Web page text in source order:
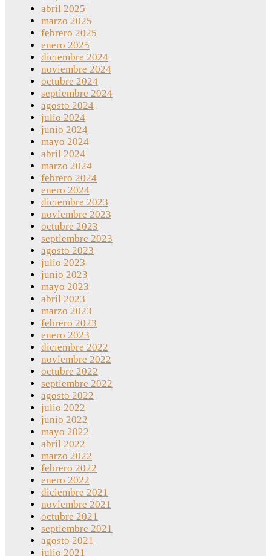
abril 2025
marzo 2025
febrero 2025
enero 2025
diciembre 2024
noviembre 2024
octubre 2024
septiembre 2024
agosto 2024
julio 2024
junio 2024
mayo 2024
abril 2024
marzo 2024
febrero 2024
enero 2024
diciembre 2023
noviembre 2023
octubre 2023
septiembre 2023
agosto 2023
julio 2023
junio 2023
mayo 2023
abril 2023
marzo 2023
febrero 2023
enero 2023
diciembre 2022
noviembre 2022
octubre 2022
septiembre 2022
agosto 2022
julio 2022
junio 2022
mayo 2022
abril 2022
marzo 2022
febrero 2022
enero 2022
diciembre 2021
noviembre 2021
octubre 2021
septiembre 2021
agosto 2021
julio 2021